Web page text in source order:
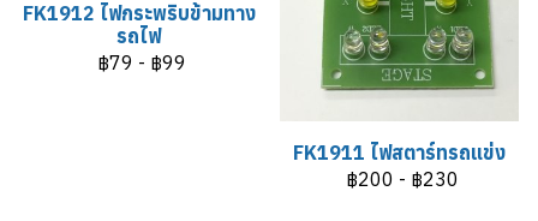
FK1912 ไฟกระพริบข้ามทาง
รถไฟ
฿79 - ฿99
FK1911 ไฟสตาร์ทรถแข่ง
฿200 - ฿230